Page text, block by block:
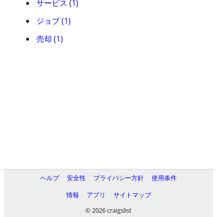
サービス (1)
ジョブ (1)
売却 (1)
ヘルプ 安全性 プライバシー方針
使用条件
情報
アプリ
サイトマップ
© 2026 craigslist